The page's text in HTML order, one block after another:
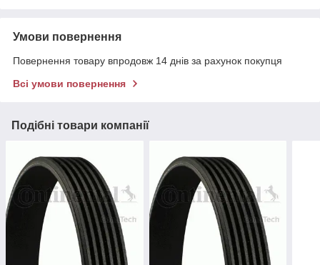
Умови повернення
Повернення товару впродовж 14 днів за рахунок покупця
Всі умови повернення
Подібні товари компанії